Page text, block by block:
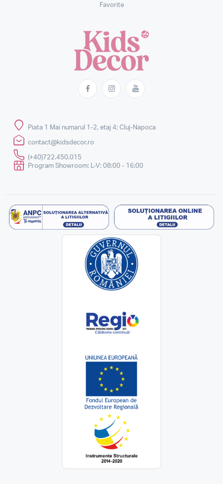
Favorite
Piata 1 Mai numarul 1-2, etaj 4; Cluj-Napoca
contact@kidsdecor.ro
(+40)722.450.015
Program Showroom: L-V: 08:00 - 16:00